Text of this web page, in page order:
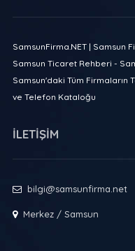
SamsunFirma.NET | Samsun
Samsun Ticaret Rehberi -
Samsun'daki Tüm Firmaların
ve Telefon Kataloğu
İLETİŞİM
bilgi@samsunfirma.net
Merkez / Samsun